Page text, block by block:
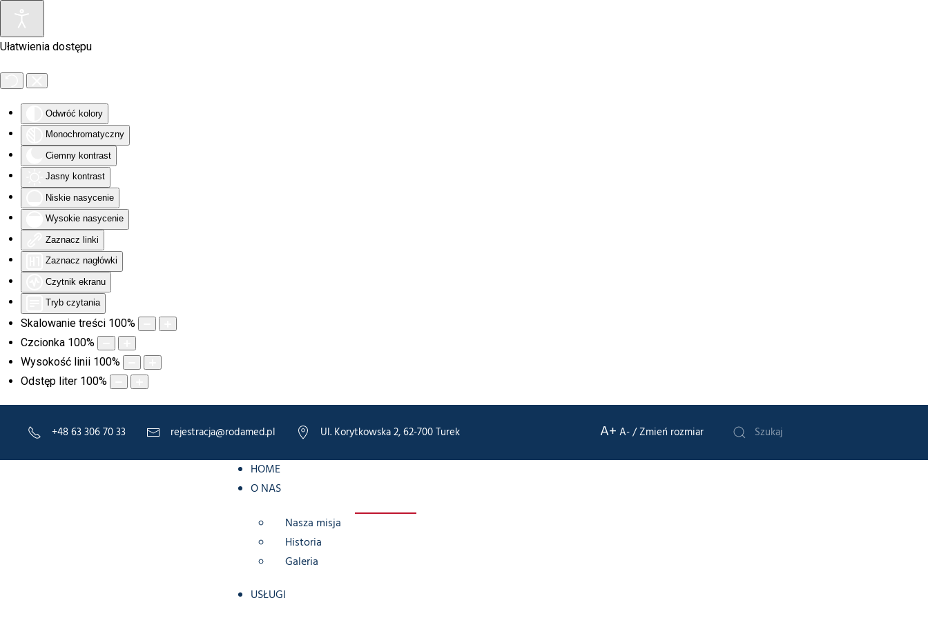
Ułatwienia dostępu
Odwróć kolory
Monochromatyczny
Ciemny kontrast
Jasny kontrast
Niskie nasycenie
Wysokie nasycenie
Zaznacz linki
Zaznacz nagłówki
Czytnik ekranu
Tryb czytania
Skalowanie treści 100%
Czcionka 100%
Wysokość linii 100%
Odstęp liter 100%
Skip to main content
+48 63 306 70 33 rejestracja@rodamed.pl Ul. Korytkowska 2, 62-700 Turek A+ A-/ Zmień rozmiar
HOME
O NAS
Nasza misja
Historia
Galeria
USŁUGI